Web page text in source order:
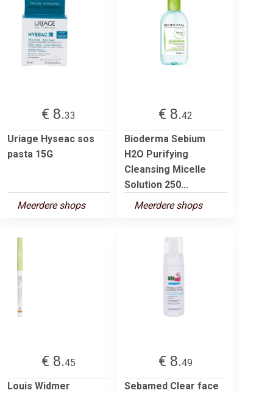
€ 8.33
Uriage Hyseac sos
pasta 15G
Meerdere shops
€ 8.42
Bioderma Sebium
H2O Purifying
Cleansing Micelle
Solution 250...
Meerdere shops
€ 8.45
Louis Widmer
€ 8.49
Sebamed Clear face